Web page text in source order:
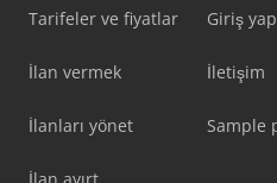
Tarifeler ve fiyatlar
İlan vermek
İlanları yönet
Giriş yap
İletişim
Sample